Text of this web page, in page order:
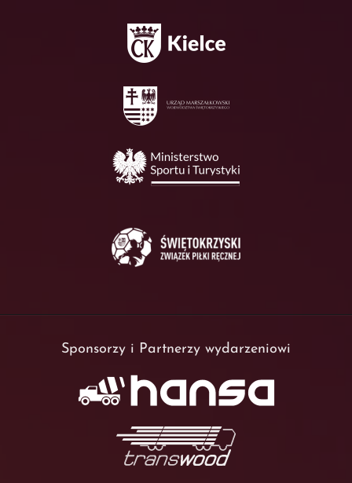
Sponsorzy i Partnerzy wydarzeniowi